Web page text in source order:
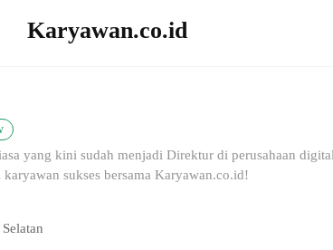
Karyawan.co.id
yang kini sudah menjadi Direktur di perusahaan
sukses bersama Karyawan.co.id!